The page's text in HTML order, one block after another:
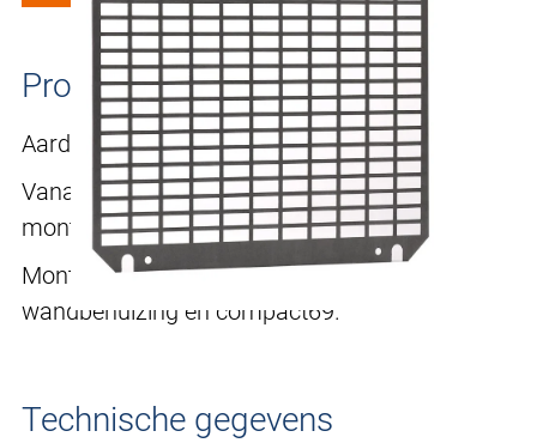
Productomschrijving
Aarding volgens DIN EN 61439-1.
Vanaf behuizing-breedte/hoogte >= 701
montageplaat 20 mm gezet.
Montageplaat geponst passend voor
wandbehuizing en compact69.
Technische gegevens